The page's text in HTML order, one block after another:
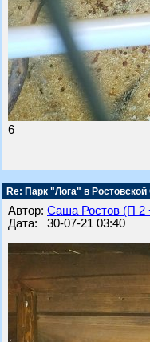
6
Re: Парк "Лога" в
Автор: Саша Ростов (П 2
Дата: 30-07-21 03:40